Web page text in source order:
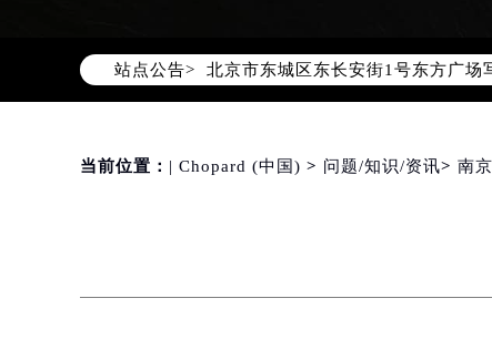
站点公告>
北京市朝阳区建国门外大街甲6号
北京市东城区东长安街1号东方广
天津市和平区赤峰道136号天津国
上海市黄浦区南京东路299号宏伊
常州市新北区龙锦路1590号现代传
徐州市鼓楼区淮海东路29号苏宁广
当前位置： | Chopard (中国) > 问题/知识/资讯> 南京